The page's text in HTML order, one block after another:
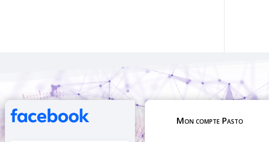
Mon compte Pasto